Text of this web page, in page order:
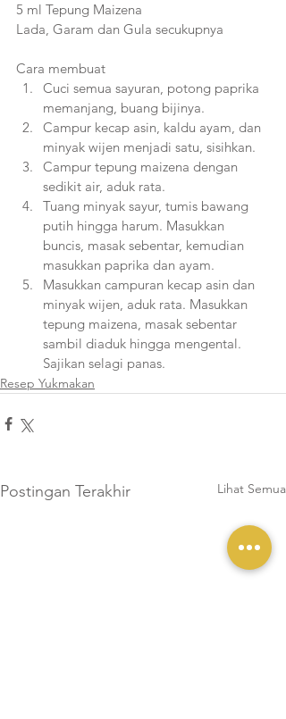
5 ml Tepung Maizena
Lada, Garam dan Gula secukupnya
Cara membuat
Cuci semua sayuran, potong paprika
memanjang, buang bijinya.
Campur kecap asin, kaldu ayam, dan
minyak wijen menjadi satu, sisihkan.
Campur tepung maizena dengan
sedikit air, aduk rata.
Tuang minyak sayur, tumis bawang
putih hingga harum. Masukkan
buncis, masak sebentar, kemudian
masukkan paprika dan ayam.
Masukkan campuran kecap asin dan
minyak wijen, aduk rata. Masukkan
tepung maizena, masak sebentar
sambil diaduk hingga mengental.
Sajikan selagi panas.
Resep Yukmakan
Postingan Terakhir Lihat Semua